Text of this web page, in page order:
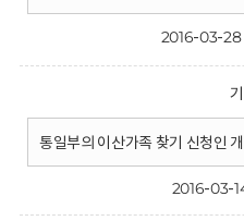
2016-03-28
통일부의 이산가족 찾기 신청인
2016-03-